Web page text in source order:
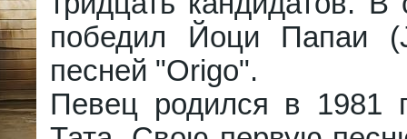
победил Йоци Папаи
песней "Origo".
Певец родился в 1981